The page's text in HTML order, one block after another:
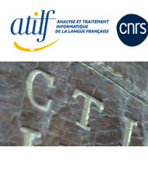
content